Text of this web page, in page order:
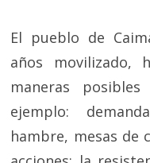
El pueblo de
años movilizado,
maneras
ejemplo:
hambre, mesas de